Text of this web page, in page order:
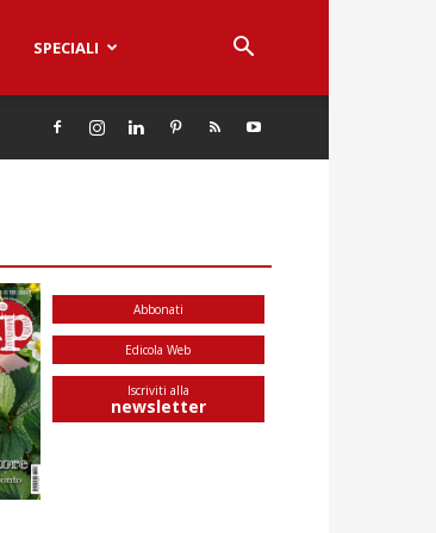
SPECIALI
Abbonati
Edicola Web
Iscriviti alla
newsletter